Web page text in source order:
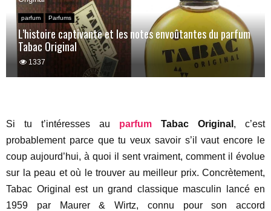
parfum Parfums
L’histoire captivante et les notes envoûtantes du parfum
Tabac Original
1337
Si tu t’intéresses au parfum Tabac Original , c’est
probablement parce que tu veux savoir s’il vaut encore le
coup aujourd’hui, à quoi il sent vraiment, comment il évolue
sur la peau et où le trouver au meilleur prix. Concrètement,
Tabac Original est un grand classique masculin lancé en
1959 par Maurer & Wirtz, connu pour son accord